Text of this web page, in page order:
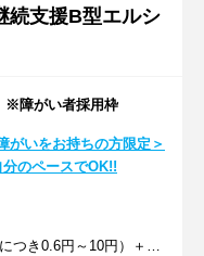
支援B型エルシ
※障がい者採用枠
がいをお持ちの方限定＞
のペースでOK!!
完全出来高制（1文字につき0.6円～10円）＋皆勤手当